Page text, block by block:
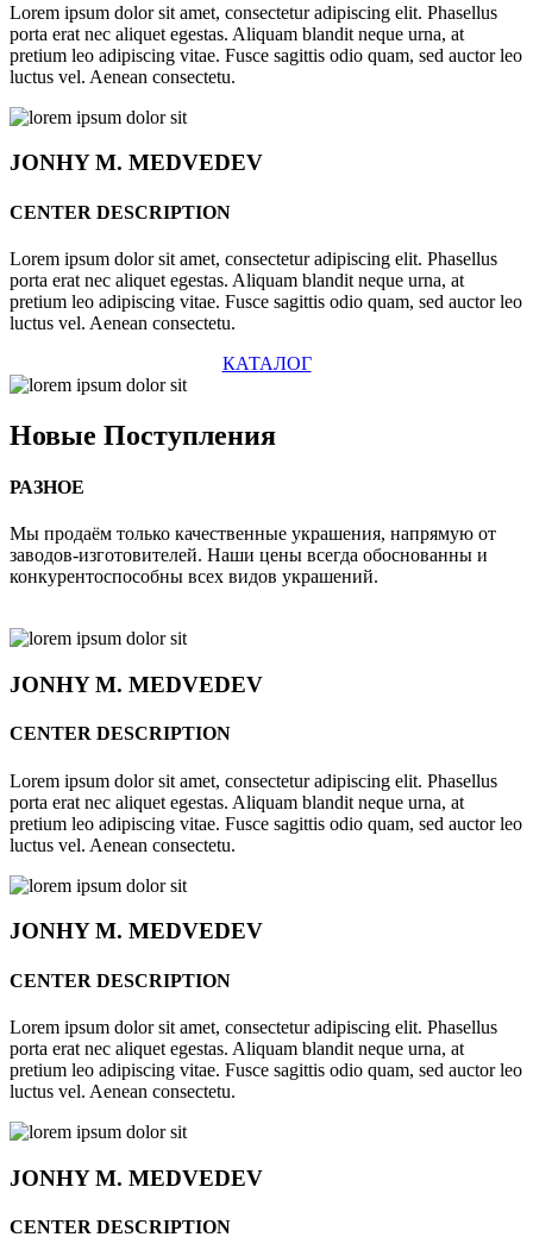
Lorem ipsum dolor sit amet, consectetur adipiscing elit. Phasellus
porta erat nec aliquet egestas. Aliquam blandit neque urna, at
pretium leo adipiscing vitae. Fusce sagittis odio quam, sed auctor leo
luctus vel. Aenean consectetu.
JONHYM. MEDVEDEV
CENTER DESCRIPTION
Lorem ipsum dolor sit amet, consectetur adipiscing elit. Phasellus
porta erat nec aliquet egestas. Aliquam blandit neque urna, at
pretium leo adipiscing vitae. Fusce sagittis odio quam, sed auctor leo
luctus vel. Aenean consectetu.
КАТАЛОГ
Новые Поступления
РАЗНОЕ
Мы продаём только качественные украшения, напрямую от
заводов-изготовителей. Наши цены всегда обоснованны и
конкурентоспособны всех видов украшений.
JONHYM. MEDVEDEV
CENTER DESCRIPTION
Lorem ipsum dolor sit amet, consectetur adipiscing elit. Phasellus
porta erat nec aliquet egestas. Aliquam blandit neque urna, at
pretium leo adipiscing vitae. Fusce sagittis odio quam, sed auctor leo
luctus vel. Aenean consectetu.
JONHYM. MEDVEDEV
CENTER DESCRIPTION
Lorem ipsum dolor sit amet, consectetur adipiscing elit. Phasellus
porta erat nec aliquet egestas. Aliquam blandit neque urna, at
pretium leo adipiscing vitae. Fusce sagittis odio quam, sed auctor leo
luctus vel. Aenean consectetu.
JONHYM. MEDVEDEV
CENTER DESCRIPTION